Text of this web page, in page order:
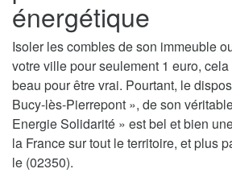
énergétique
Isoler les combles de son immeuble
votre ville pour seulement 1 euro,
beau pour être vrai. Pourtant, le
Bucy-lès-Pierrepont », de son
Energie Solidarité » est bel et bien
la France sur tout le territoire, et plus
le (02350).